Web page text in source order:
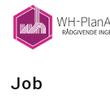
hovedindhold
Job